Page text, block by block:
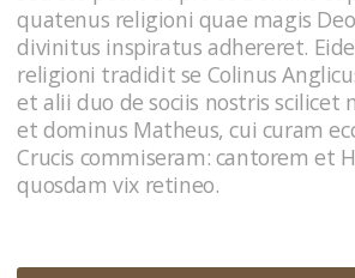
quatenus religioni quae magis
divinitus inspiratus adhereret.
religioni tradidit se Colinus
et alii duo de sociis nostris scilicet
et dominus Matheus, cui curam
Crucis commiseram: cantorem et
quosdam vix retineo.